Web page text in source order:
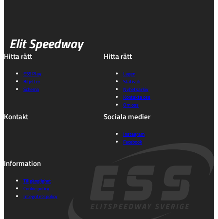
Elit Speedway
Hitta rätt
ESS Play
Biljetter
Schema
Hitta rätt
Lagen
Statistik
Nyhetsarkiv
Kontakta oss
Om oss
Kontakt Sociala medier
Instagram
Facebook
Information
Tillgänglighet
Cookie policy
Integritetspolicy